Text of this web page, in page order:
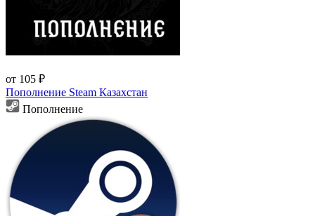
от 105 ₽
Пополнение Steam Казахстан
Пополнение